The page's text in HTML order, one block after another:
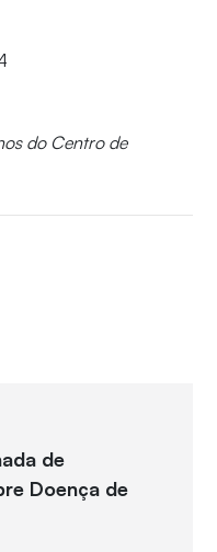
do Centro de
de
Doença de